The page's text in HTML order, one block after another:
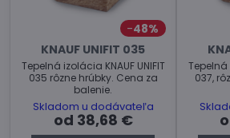
48%
KNAUF UNIFIT 035
Tepelná izolácia KNAUF UNIFIT
035 rôzne hrúbky. Cena za
balenie.
Skladom u dodávateľa
od 38,68 €
Tepelná
037,